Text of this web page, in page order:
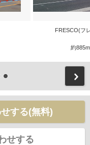
FRESCO(フ
約
する(無料)
せする